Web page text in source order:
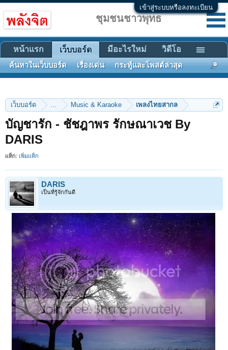
เข้าสู่ระบบหรือลงทะเบียน
เว็บบอร์ด ... Music & Karaoke เพลงไทยสากล
บัญชารัก - ชัชฎาพร รักษณาเวช By
DARIS
แท็ก: เพิ่มแท็ก
DARIS
เป็นที่รู้จักกันดี
ชุมชนชาวพุทธ
หน้าแรก เว็บบอร์ด
ค้นหาในเว็บบอร์ด เรื่องเด่น กระทู้และโพสต์ล่าสุด
มีอะไรใหม่ วิดีโอ